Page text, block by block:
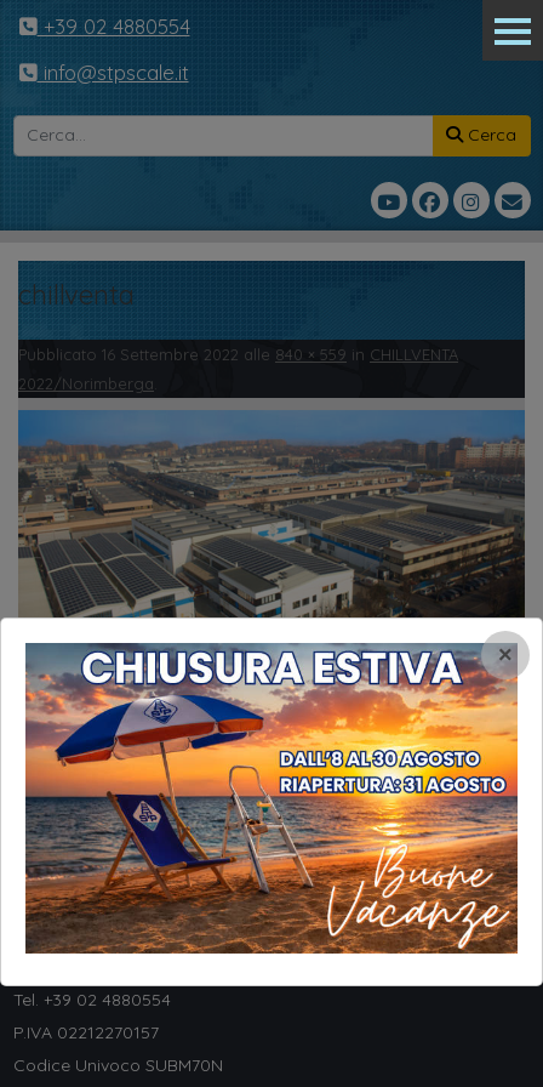
+39 02 4880554
info@stpscale.it
Cerca
chillventa
Pubblicato 16 Settembre 2022 alle 840 × 559 in CHILLVENTA
2022/Norimberga
INFORMAZIONI
STP Srl
Via Galileo Galilei, 8
Tel. +39 02 4880554
P.IVA 02212270157
Codice Univoco SUBM70N
×